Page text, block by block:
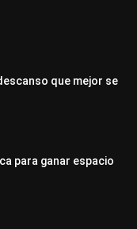
que mejor se
para ganar espacio